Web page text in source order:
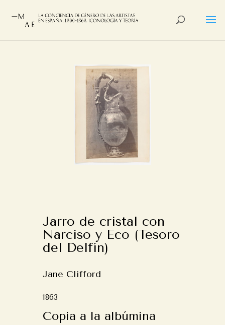
Jarro de cristal con
Narciso y Eco (Tesoro
del Delfín)
Jane Clifford
1863
Copia a la albúmina